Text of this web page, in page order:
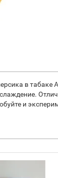
в
и